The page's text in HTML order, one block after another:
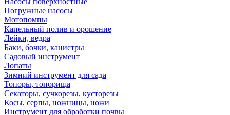
Погружные насосы
Мотопомпы
Капельный полив и орошение
Лейки, ведра
Баки, бочки, канистры
Садовый инструмент
Лопаты
Зимний инструмент для сада
Топоры, топорища
Секаторы, сучкорезы, кусторезы
Косы, серпы, ножницы, ножи
Инструмент для обработки почвы